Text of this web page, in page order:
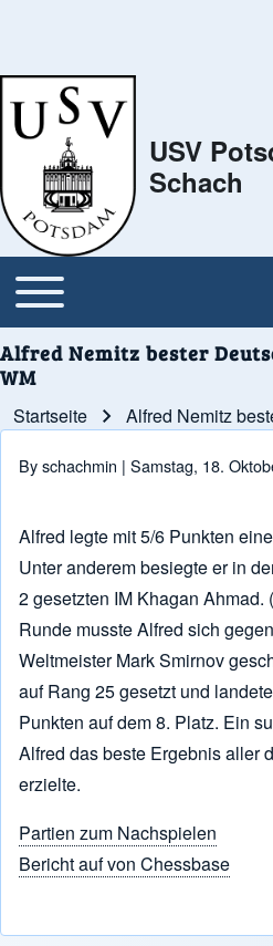
Close Search Block
Search
USV
Schach
Main navigation
Open or Close horizontal Main
Alfred Nemitz bester
WM
Pfadnavigation
Startseite Alfred Nemitz
Byschachmin | Samstag, 18.
Alfred legte mit 5/6 Punkten
Unter anderem besiegte er in
2 gesetzten IM Khagan Ahmad. (
Runde musste Alfred sich
Weltmeister Mark Smirnov
auf Rang 25 gesetzt und
Punkten auf dem 8. Platz. Ein
Alfred das beste Ergebnis aller
erzielte.
Partien zum Nachspielen
Bericht auf von Chessbase